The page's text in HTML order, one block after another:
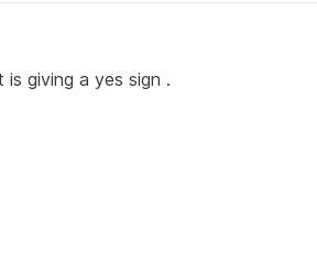
giving a yes sign .